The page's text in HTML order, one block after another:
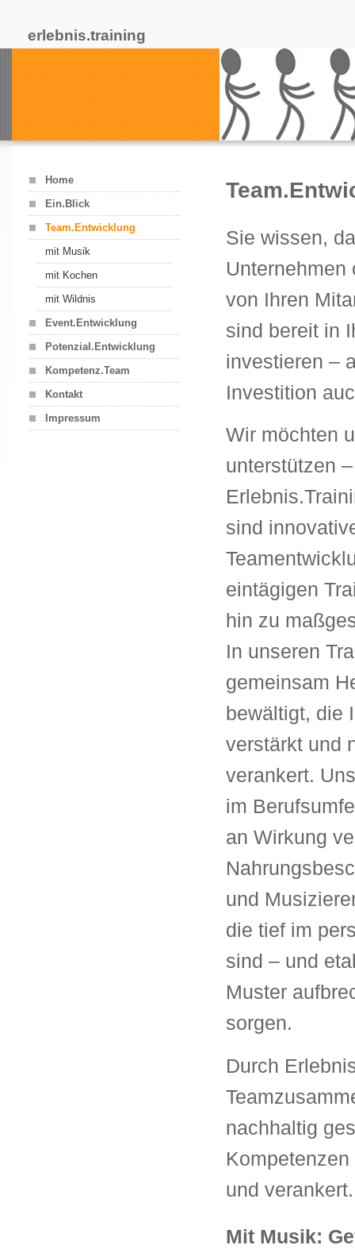
erlebnis.training
Home
Ein.Blick
Team.Entwicklung
mit Musik
mit Kochen
mit Wildnis
Event.Entwicklung
Potenzial.Entwicklung
Kompetenz.Team
Kontakt
Impressum
Sie wissen,
Unternehmen
von Ihren
sind bereit in
investieren –
Investition
Wir möchten
unterstützen
sind
eintägigen
hin zu
In unseren
gemeinsam
bewältigt, die
verstärkt und
verankert.
im
an Wirkung
und
die tief im
sind – und
Muster
sorgen.
Durch
nachhaltig
und verankert.
Mit Musik: